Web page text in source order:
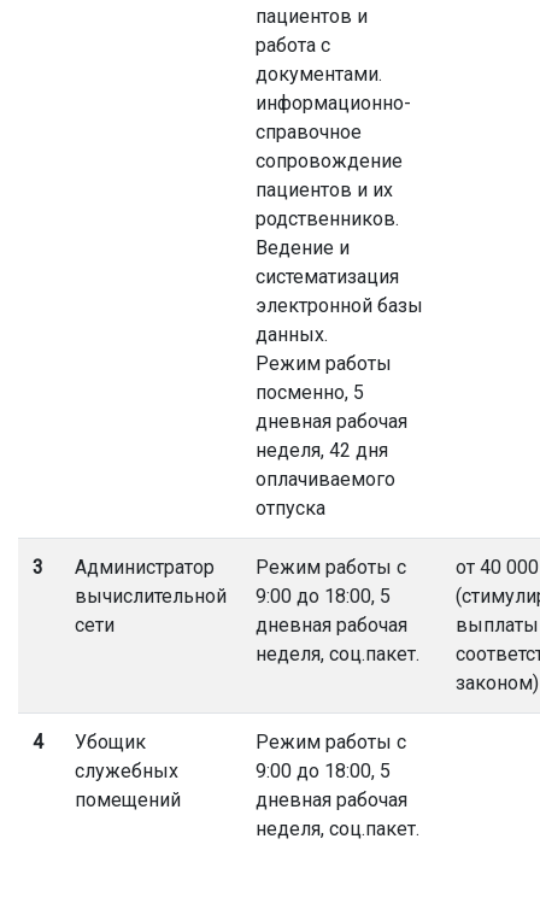
пациентов и
работа с
документами.
информационно-
справочное
сопровождение
пациентов и их
родственников.
Ведение и
систематизация
электронной базы
данных.
Режим работы
посменно, 5
дневная рабочая
неделя, 42 дня
оплачиваемого
отпуска
3
Администратор
вычислительной
сети
Режим работы с
9:00 до 18:00, 5
дневная рабочая
неделя, соц.пакет.
от 40
законом)
4
Убощик
служебных
помещений
Режим работы с
9:00 до 18:00, 5
дневная рабочая
неделя, соц.пакет.